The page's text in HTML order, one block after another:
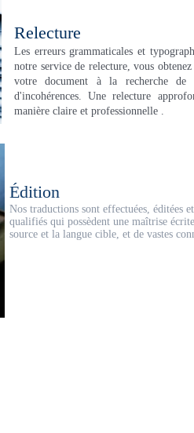
Relecture
Les erreurs grammaticales et
notre service de relecture, vous
votre document à la recherche de
d'incohérences. Une relecture
manière claire et professionnelle .
Édition
Nos traductions sont effectuées, éditées
qualifiés qui possèdent une maîtrise
source et la langue cible, et de vastes